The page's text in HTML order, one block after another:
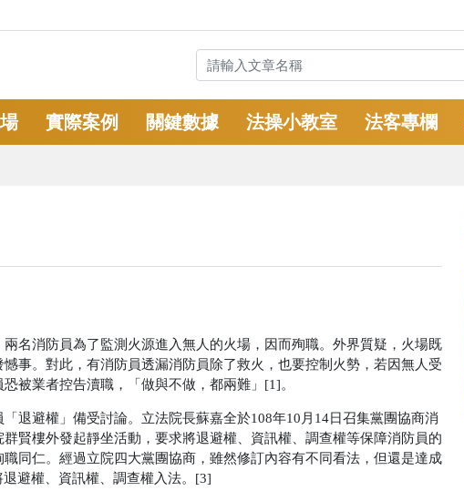
實際案例 關鍵數據 法操小教室 法客專欄
名消防員為了監測火源進入無人的火場，因而殉職。外界質疑，火場既
事。對此，有消防員透漏消防員除了救火，也要控制火勢，若因無人受
被業者控告瀆職，「做與不做，都兩難」 [1]。
退避權」備受討論。立法院長蘇嘉全於108年10 月 14日召集黨團協商消
賢樓外發起靜坐活動，要求將退避權、資訊權、調查權等保障消防員的
同仁。經過立院四大黨團協商，雖然修訂內容有不同看法，但還是達成
避權、資訊權、調查權入法。 [3]